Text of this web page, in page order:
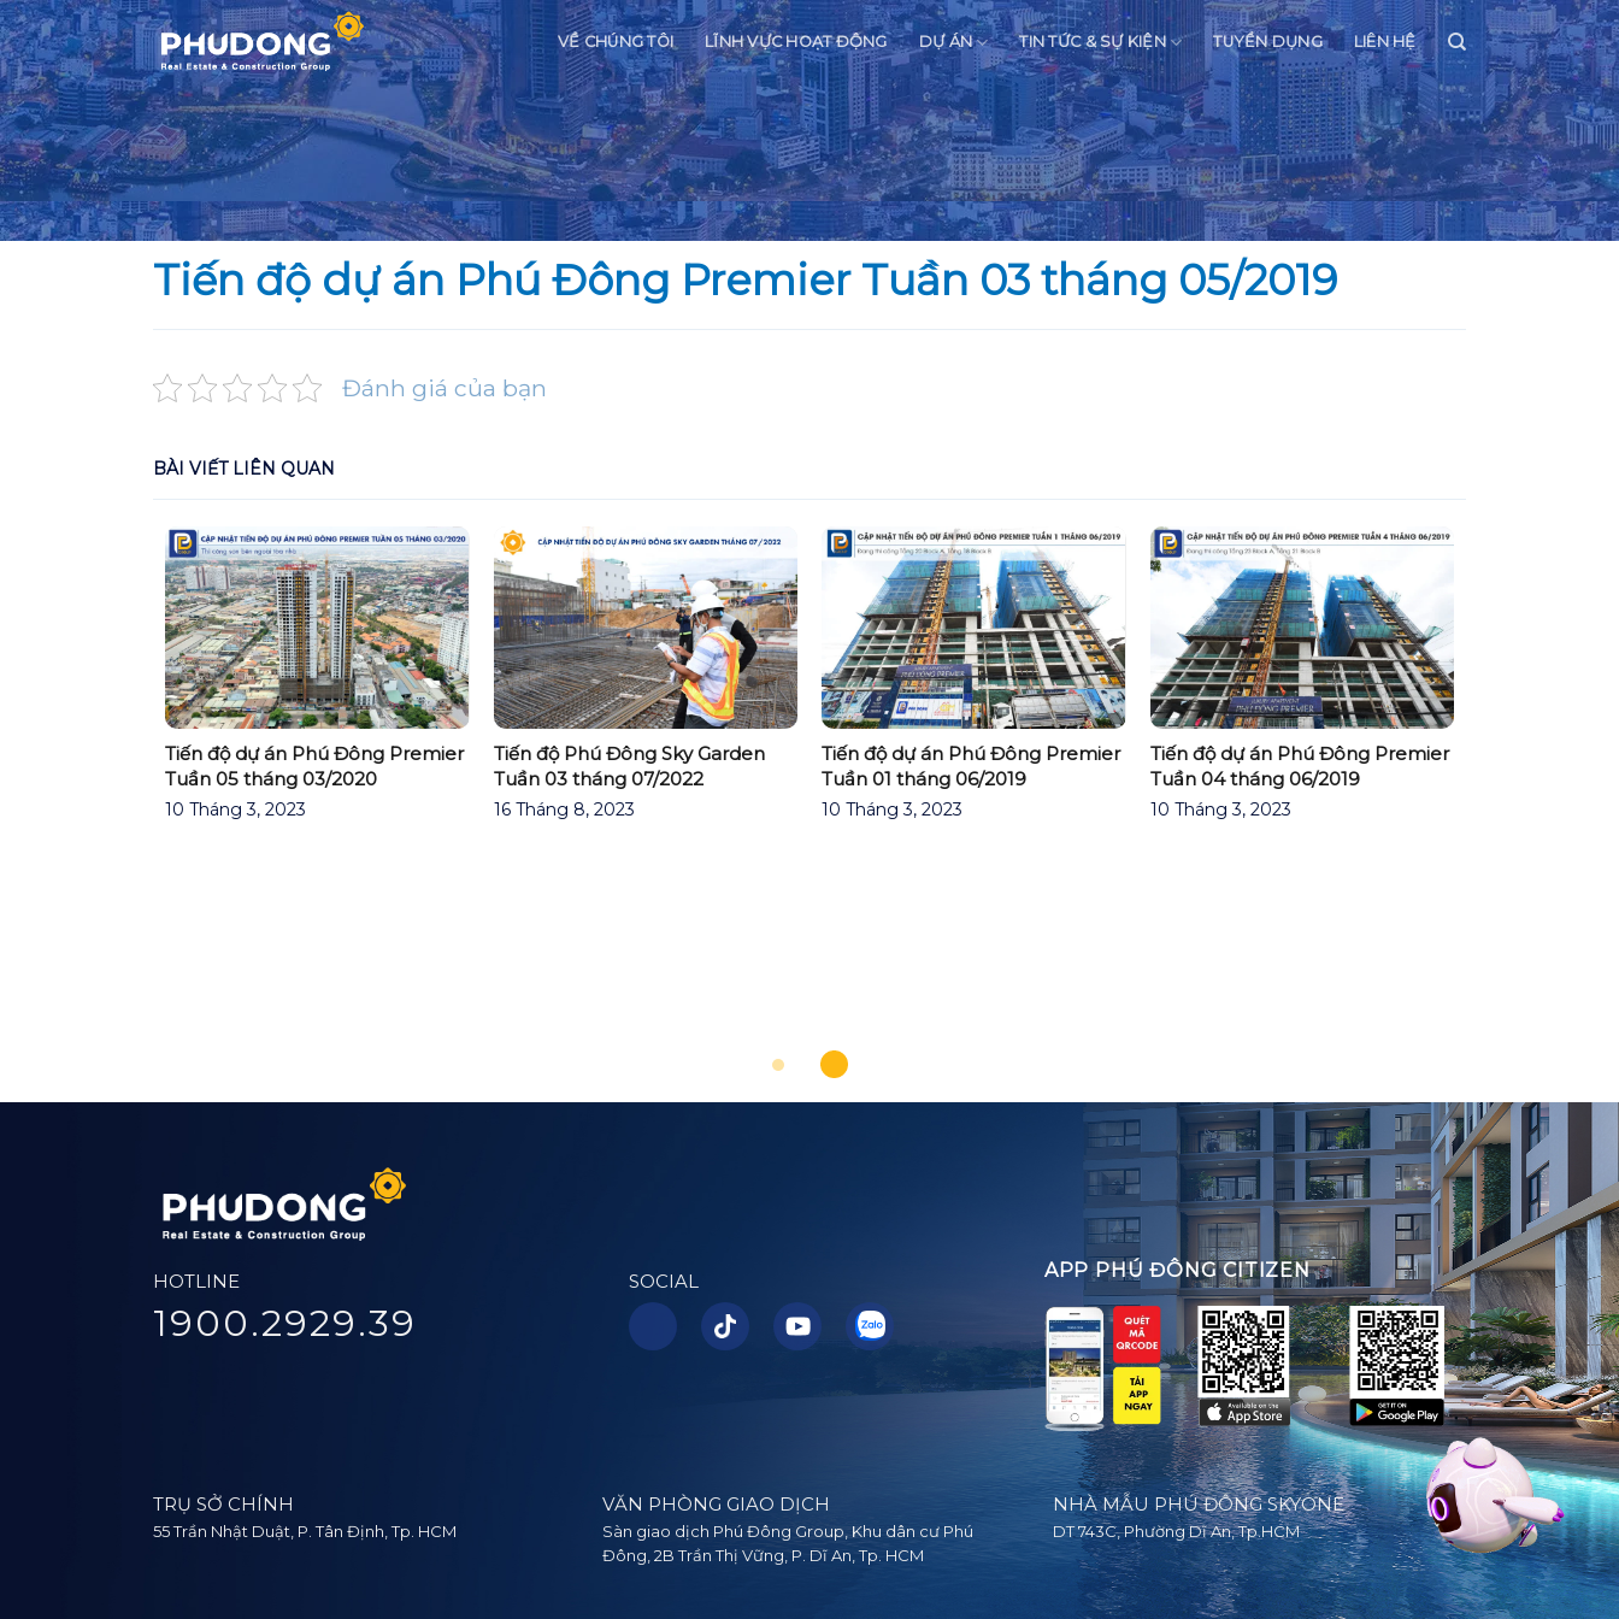
Skip
to
content
VỀ CHÚNG TÔI LĨNH VỰC HOẠT ĐỘNG DỰ ÁN TIN TỨC & SỰ KIỆN TUYỂN DỤNG LIÊN HỆ
Tiến độ dự án Phú Đông Premier Tuần 03 tháng 05/2019
Đánh giá của bạn
BÀI VIẾT LIÊN QUAN
Tiến độ dự án Phú Đông Premier
Tuần 05 tháng 03/2020
10 Tháng 3, 2023
Tiến độ Phú Đông Sky Garden
Tuần 03 tháng 07/2022
16 Tháng 8, 2023
Tiến độ dự án Phú Đông Premier
Tuần 01 tháng 06/2019
10 Tháng 3, 2023
Tiến độ dự án Phú Đông Premier
Tuần 04 tháng 06/2019
10 Tháng 3, 2023
HOTLINE
1900.2929.39
SOCIAL APP PHÚ ĐÔNG CITIZEN
TRỤ SỞ CHÍNH
55 Trần Nhật Duật, P. Tân Định, Tp. HCM
VĂN PHÒNG GIAO DỊCH
Sàn giao dịch Phú Đông Group, Khu dân cư Phú
Đông, 2B Trần Thị Vững, P. Dĩ An, Tp. HCM
NHÀ MẪU PHÚ ĐÔNG SKYONE
DT 743C, Phường Dĩ An, Tp.HCM